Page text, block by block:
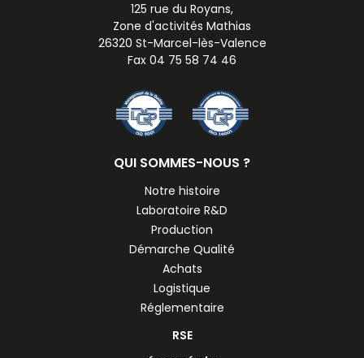
125 rue du Royans,
Zone d'activités Mathias
26320 St-Marcel-lès-Valence
Fax 04 75 58 74 46
QUI SOMMES-NOUS ?
Notre histoire
Laboratoire R&D
Production
Démarche Qualité
Achats
Logistique
Réglementaire
RSE